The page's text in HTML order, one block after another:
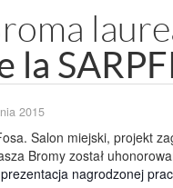
la
2015
Salon miejski, projekt
Bromy został
nagrodzonej